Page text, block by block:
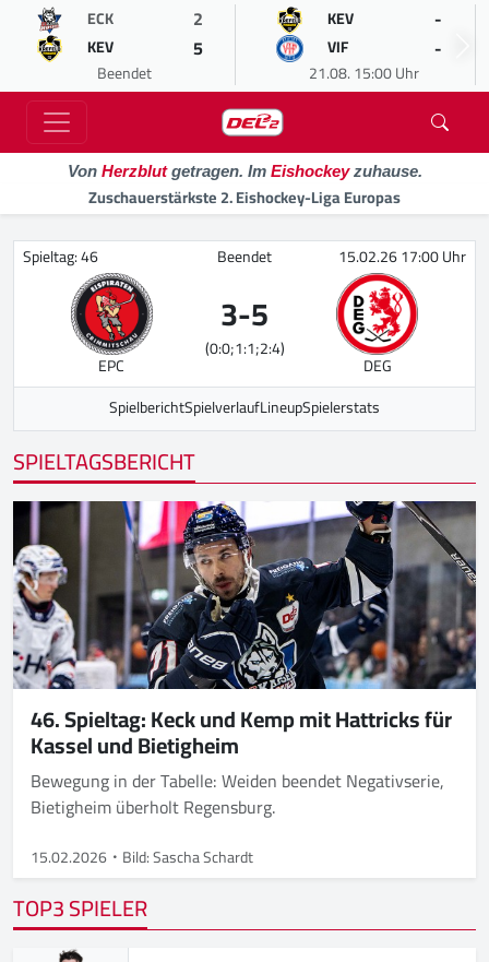
ECK 2
KEV 5
Beendet
KEV -
VIF -
21.08. 15:00 Uhr
Von Herzblutgetragen. Im Eishockeyzuhause.
Zuschauerstärkste 2. Eishockey-Liga Europas
Spieltag: 46 Beendet 15.02.26 17:00 Uhr
EPC
3-5
(0:0;1:1;2:4)
DEG
SpielberichtSpielverlaufLineupSpielerstats
SPIELTAGSBERICHT
46. Spieltag: Keck und Kemp mit Hattricks für
Kassel und Bietigheim
Bewegung in der Tabelle: Weiden beendet Negativserie,
Bietigheim überholt Regensburg.
15.02.2026 Bild: Sascha Schardt
TOP3 SPIELER